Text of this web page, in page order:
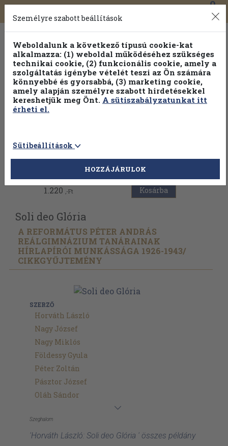
Toggle
navigation
0
Válogasson több mint 30 000 kötet közül
Hobbi témakörökben20% kedvezménnyel!
Vissza az előző oldalra
1.220 ,-Ft Kosárba
Soli deo Glória
A REFORMÁTUS PÉTER ANDRÁS
REÁLGIMNÁZIUM TANÁRAINAK
HÍRLAPÍRÓI MUNKÁSSÁGA 1926-1943/
CIKKGYŰJTEMÉNY
SZERZŐ
Horváth László
Nagy József
Nagy Miklós
Földessy Gyula
Péter Zoltán
Pásztor József
Oláh Sándor
Szeghalom
'Horváth László: Soli deo Glória ' összes példány
Személyre szabott beállítások
Weboldalunk a következő típusú cookie-kat
alkalmazza: (1) weboldal működéséhez szükséges
technikai cookie, (2) funkcionális cookie, amely a
szolgáltatás igénybe vételét teszi az Ön számára
könnyebbé és gyorsabbá, (3) marketing cookie,
amely alapján személyre szabott hirdetésekkel
kereshetjük meg Önt. A sütiszabályzatunkat itt
érheti el.
Sütibeállítások
HOZZÁJÁRULOK